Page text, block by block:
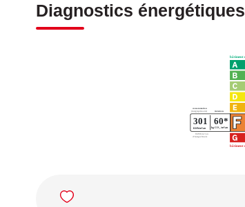
Diagnostics énergétiques